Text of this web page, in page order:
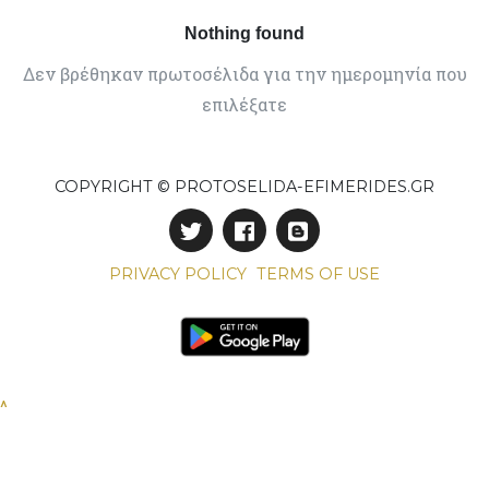
Nothing found
Δεν βρέθηκαν πρωτοσέλιδα για την ημερομηνία που
επιλέξατε
COPYRIGHT © PROTOSELIDA-EFIMERIDES.GR
PRIVACY POLICY TERMS OF USE
^